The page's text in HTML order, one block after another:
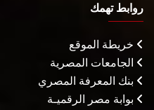
روابط تهمك
خريطة الموقع
الجامعات المصرية
بنك المعرفة المصري
بوابة مصر الرقميـة